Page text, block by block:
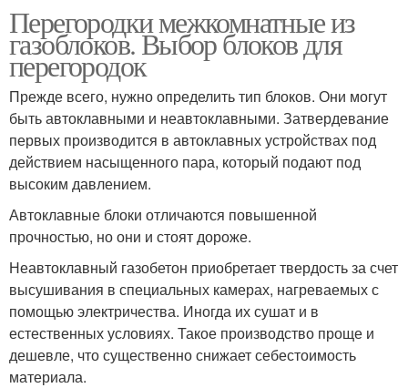
Перегородки межкомнатные из
газоблоков. Выбор блоков для
перегородок
Прежде всего, нужно определить тип блоков. Они могут
быть автоклавными и неавтоклавными. Затвердевание
первых производится в автоклавных устройствах под
действием насыщенного пара, который подают под
высоким давлением.
Автоклавные блоки отличаются повышенной
прочностью, но они и стоят дороже.
Неавтоклавный газобетон приобретает твердость за счет
высушивания в специальных камерах, нагреваемых с
помощью электричества. Иногда их сушат и в
естественных условиях. Такое производство проще и
дешевле, что существенно снижает себестоимость
материала.